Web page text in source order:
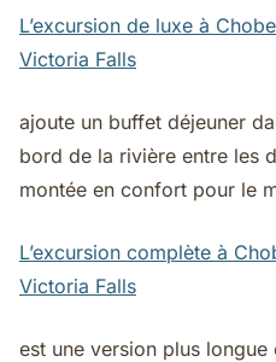
L’excursion de luxe à
Victoria Falls
ajoute un buffet déjeuner
bord de la rivière entre les
montée en confort pour le
L’excursion complète à
Victoria Falls
est une version plus